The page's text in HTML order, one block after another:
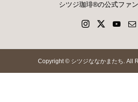
シツジ珈琲®の公式ファ
Copyright ©シツジななかまたち. All